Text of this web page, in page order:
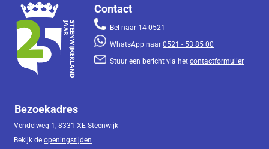
Contact
Bel naar 14 0521
WhatsApp naar0521 - 53 85 00
Stuur een bericht via hetcontactformulier
Bezoekadres
Vendelweg 1, 8331 XE Steenwijk
Bekijk deopeningstijden